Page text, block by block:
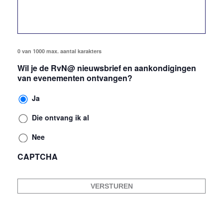
0 van 1000 max. aantal karakters
Wil je de RvN@ nieuwsbrief en aankondigingen
van evenementen ontvangen?
Ja
Die ontvang ik al
Nee
CAPTCHA